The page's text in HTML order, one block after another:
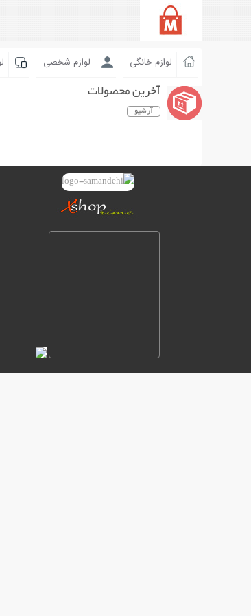
لوازم خانگی لوازم شخصی
آخرین محصولات
آرشیو